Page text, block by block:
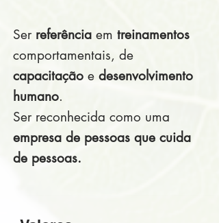
Ser referência em treinamentos
comportamentais, de
capacitação e desenvolvimento
humano.
Ser reconhecida como uma
empresa de pessoas que cuida
de pessoas.